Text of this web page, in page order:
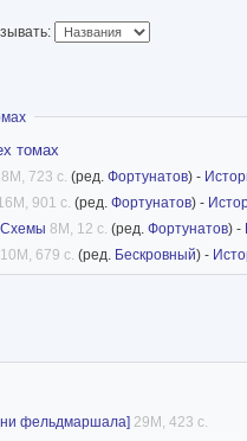
степени (22
Александра
1762 года) и
Императорской
томах
723 с. (ред. Фортунатов) -
901 с. (ред. Фортунатов) -
Схемы 8M, 12 с. (ред. Фортунатов) -
10M, 679 с. (ред. Бескровный) -
фельдмаршала] 29M, 423 с.